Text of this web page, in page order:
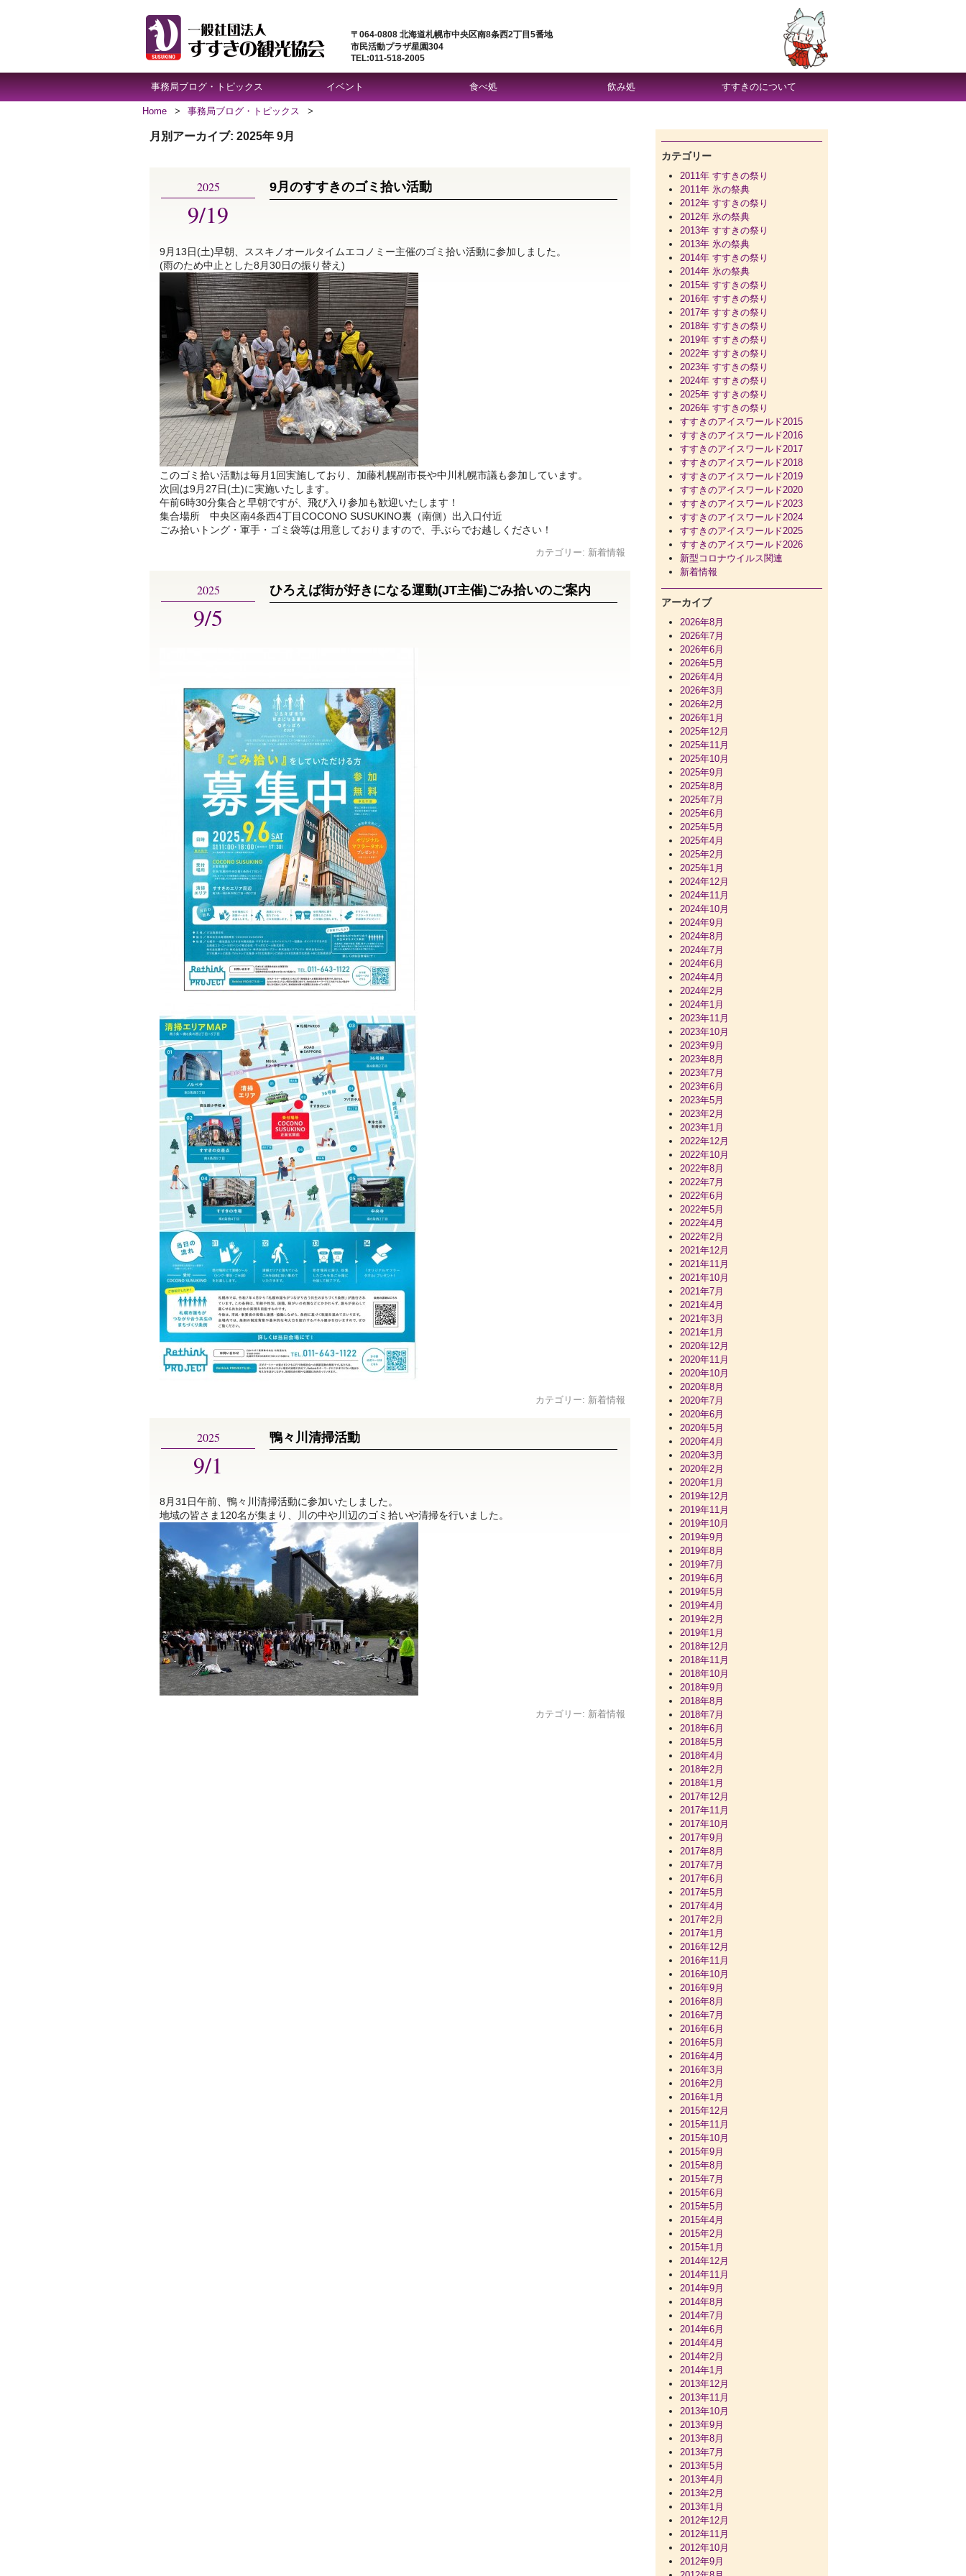
〒064-0808 北海道札幌市中央区南8条西2丁目5番地
市民活動プラザ星園304
TEL:011-518-2005
事務局ブログ・トピックス イベント 食べ処 飲み処 すすきのについて
Home > 事務局ブログ・トピックス >
月別アーカイブ: 2025年 9月
2025
9/19
9月のすすきのゴミ拾い活動
9月13日(土)早朝、ススキノオールタイムエコノミー主催のゴミ拾い活動に参加しました。
(雨のため中止とした8月30日の振り替え)
このゴミ拾い活動は毎月1回実施しており、加藤札幌副市長や中川札幌市議も参加しています。
次回は9月27日(土)に実施いたします。
午前6時30分集合と早朝ですが、飛び入り参加も歓迎いたします！
集合場所 中央区南4条西4丁目COCONO SUSUKINO裏（南側）出入口付近
ごみ拾いトング・軍手・ゴミ袋等は用意しておりますので、手ぶらでお越しください！
カテゴリー: 新着情報
2025
9/5
ひろえば街が好きになる運動(JT主催)ごみ拾いのご案内
カテゴリー: 新着情報
2025
9/1
鴨々川清掃活動
8月31日午前、鴨々川清掃活動に参加いたしました。
地域の皆さま120名が集まり、川の中や川辺のゴミ拾いや清掃を行いました。
カテゴリー: 新着情報
カテゴリー
2011年 すすきの祭り
2011年 氷の祭典
2012年 すすきの祭り
2012年 氷の祭典
2013年 すすきの祭り
2013年 氷の祭典
2014年 すすきの祭り
2014年 氷の祭典
2015年 すすきの祭り
2016年 すすきの祭り
2017年 すすきの祭り
2018年 すすきの祭り
2019年 すすきの祭り
2022年 すすきの祭り
2023年 すすきの祭り
2024年 すすきの祭り
2025年 すすきの祭り
2026年 すすきの祭り
すすきのアイスワールド2015
すすきのアイスワールド2016
すすきのアイスワールド2017
すすきのアイスワールド2018
すすきのアイスワールド2019
すすきのアイスワールド2020
すすきのアイスワールド2023
すすきのアイスワールド2024
すすきのアイスワールド2025
すすきのアイスワールド2026
新型コロナウイルス関連
新着情報
アーカイブ
2026年8月
2026年7月
2026年6月
2026年5月
2026年4月
2026年3月
2026年2月
2026年1月
2025年12月
2025年11月
2025年10月
2025年9月
2025年8月
2025年7月
2025年6月
2025年5月
2025年4月
2025年2月
2025年1月
2024年12月
2024年11月
2024年10月
2024年9月
2024年8月
2024年7月
2024年6月
2024年4月
2024年2月
2024年1月
2023年11月
2023年10月
2023年9月
2023年8月
2023年7月
2023年6月
2023年5月
2023年2月
2023年1月
2022年12月
2022年10月
2022年8月
2022年7月
2022年6月
2022年5月
2022年4月
2022年2月
2021年12月
2021年11月
2021年10月
2021年7月
2021年4月
2021年3月
2021年1月
2020年12月
2020年11月
2020年10月
2020年8月
2020年7月
2020年6月
2020年5月
2020年4月
2020年3月
2020年2月
2020年1月
2019年12月
2019年11月
2019年10月
2019年9月
2019年8月
2019年7月
2019年6月
2019年5月
2019年4月
2019年2月
2019年1月
2018年12月
2018年11月
2018年10月
2018年9月
2018年8月
2018年7月
2018年6月
2018年5月
2018年4月
2018年2月
2018年1月
2017年12月
2017年11月
2017年10月
2017年9月
2017年8月
2017年7月
2017年6月
2017年5月
2017年4月
2017年2月
2017年1月
2016年12月
2016年11月
2016年10月
2016年9月
2016年8月
2016年7月
2016年6月
2016年5月
2016年4月
2016年3月
2016年2月
2016年1月
2015年12月
2015年11月
2015年10月
2015年9月
2015年8月
2015年7月
2015年6月
2015年5月
2015年4月
2015年2月
2015年1月
2014年12月
2014年11月
2014年9月
2014年8月
2014年7月
2014年6月
2014年4月
2014年2月
2014年1月
2013年12月
2013年11月
2013年10月
2013年9月
2013年8月
2013年7月
2013年5月
2013年4月
2013年2月
2013年1月
2012年12月
2012年11月
2012年10月
2012年9月